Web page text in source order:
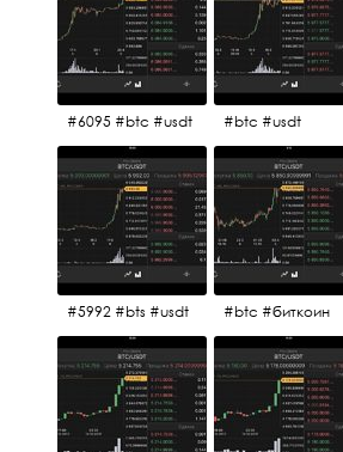
#6095 #btc #usdt #btc #usdt
#5992 #bts #usdt #btc #биткоин